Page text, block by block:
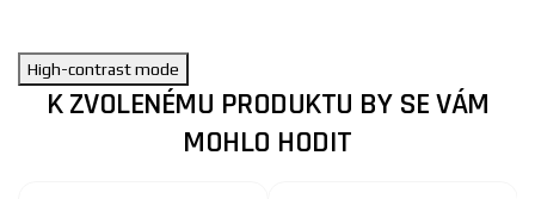
High-contrast mode
K ZVOLENÉMU PRODUKTU BY SE VÁM
MOHLO HODIT